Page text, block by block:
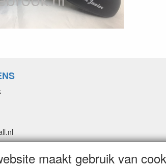
maakt gebruik van